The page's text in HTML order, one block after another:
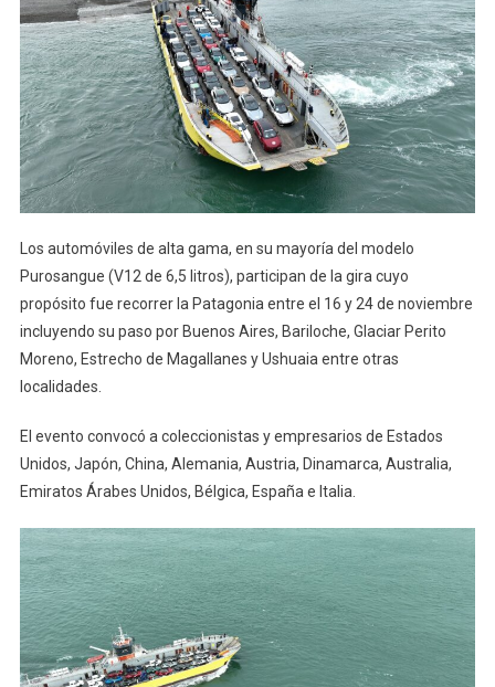
Los automóviles de alta gama, en su mayoría del modelo
Purosangue (V12 de 6,5 litros), participan de la gira cuyo
propósito fue recorrer la Patagonia entre el 16 y 24 de noviembre
incluyendo su paso por Buenos Aires, Bariloche, Glaciar Perito
Moreno, Estrecho de Magallanes y Ushuaia entre otras
localidades.
El evento convocó a coleccionistas y empresarios de Estados
Unidos, Japón, China, Alemania, Austria, Dinamarca, Australia,
Emiratos Árabes Unidos, Bélgica, España e Italia.